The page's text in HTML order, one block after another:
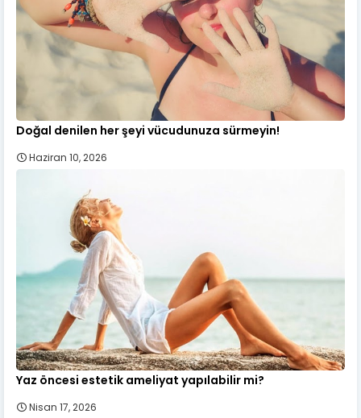
Doğal denilen her şeyi vücudunuza sürmeyin!
Haziran 10, 2026
Yaz öncesi estetik ameliyat yapılabilir mi?
Nisan 17, 2026